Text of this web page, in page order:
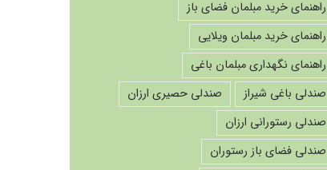
راهنمای خرید مبلمان فضای باز
راهنمای خرید مبلمان ویلایی
راهنمای نگهداری مبلمان باغی
صندلی باغی شیراز
صندلی حصیری ارزان
صندلی رستورانی ارزان
صندلی فضای باز رستوران